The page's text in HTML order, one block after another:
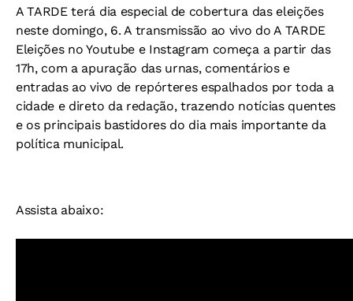
A TARDE terá dia especial de cobertura das eleições
neste domingo, 6. A transmissão ao vivo do A TARDE
Eleições no Youtube e Instagram começa a partir das
17h, com a apuração das urnas, comentários e
entradas ao vivo de repórteres espalhados por toda a
cidade e direto da redação, trazendo notícias quentes
e os principais bastidores do dia mais importante da
política municipal.
Assista abaixo: